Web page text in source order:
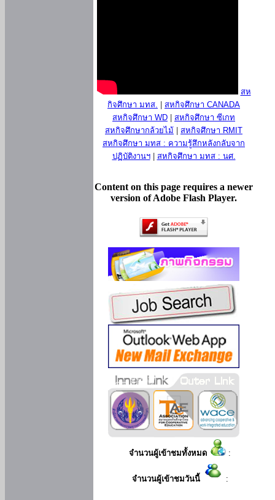
สห
กิจศึกษา มทส.
สหกิจศึกษา CANADA
สหกิจศึกษา WD
สหกิจศึกษา ซีเกท
สหกิจศึกษากล้วยไม้
สหกิจศึกษา RMIT
สหกิจศึกษา มทส : ความรู้สึกหลังกลับจาก
ปฏิบัติงานฯ| สหกิจศึกษา มทส : นศ.
Content on this page requires a newer
version of Adobe Flash Player.
จำนวนผู้เข้าชมทั้งหมด :
จำนวนผู้เข้าชมวันนี้ :